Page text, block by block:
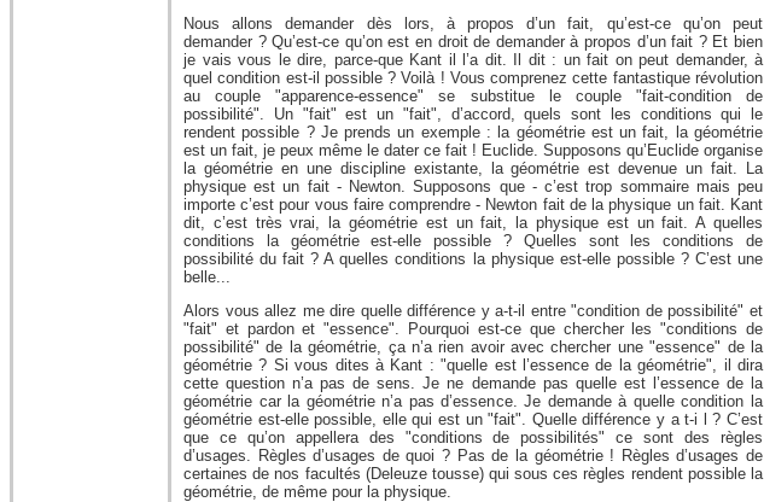
Nous allons demander dès lors, à propos d’un fait, qu’est-ce qu’on peut
demander ? Qu’est-ce qu’on est en droit de demander à propos d’un fait ? Et bien
je vais vous le dire, parce-que Kant il l’a dit. Il dit : un fait on peut demander, à
quel condition est-il possible ? Voilà ! Vous comprenez cette fantastique révolution
au couple "apparence-essence" se substitue le couple "fait-condition de
possibilité". Un "fait" est un "fait", d’accord, quels sont les conditions qui le
rendent possible ? Je prends un exemple : la géométrie est un fait, la géométrie
est un fait, je peux même le dater ce fait ! Euclide. Supposons qu’Euclide organise
la géométrie en une discipline existante, la géométrie est devenue un fait. La
physique est un fait - Newton. Supposons que - c’est trop sommaire mais peu
importe c’est pour vous faire comprendre - Newton fait de la physique un fait. Kant
dit, c’est très vrai, la géométrie est un fait, la physique est un fait. A quelles
conditions la géométrie est-elle possible ? Quelles sont les conditions de
possibilité du fait ? A quelles conditions la physique est-elle possible ? C’est une
belle...
Alors vous allez me dire quelle différence y a-t-il entre "condition de possibilité" et
"fait" et pardon et "essence". Pourquoi est-ce que chercher les "conditions de
possibilité" de la géométrie, ça n’a rien avoir avec chercher une "essence" de la
géométrie ? Si vous dites à Kant : "quelle est l’essence de la géométrie", il dira
cette question n’a pas de sens. Je ne demande pas quelle est l’essence de la
géométrie car la géométrie n’a pas d’essence. Je demande à quelle condition la
géométrie est-elle possible, elle qui est un "fait". Quelle différence y a t-i l ? C’est
que ce qu’on appellera des "conditions de possibilités" ce sont des règles
d’usages. Règles d’usages de quoi ? Pas de la géométrie ! Règles d’usages de
certaines de nos facultés (Deleuze tousse) qui sous ces règles rendent possible la
géométrie, de même pour la physique.